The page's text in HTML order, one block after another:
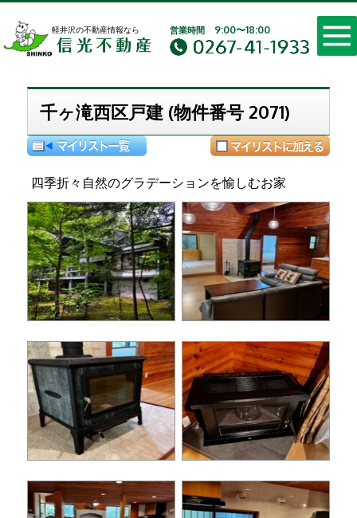
軽井沢の不動産情報なら
軽井沢の不動産 別荘
営業時間 9:00〜18:00
千ヶ滝西区戸建 (物件番号 2071)
四季折々自然のグラデーションを愉しむお家